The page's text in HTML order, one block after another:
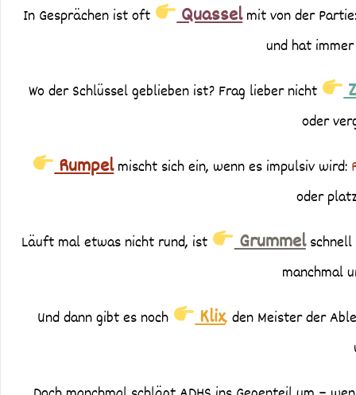
In Gesprächen ist oft Quasselmit von der
und hat
Wo der Schlüssel geblieben ist? Frag lieber nicht
oder
Rumpelmischt sich ein, wenn es impulsiv wird:
oder
Läuft mal etwas nicht rund, ist Grummel
manchmal
Und dann gibt es noch Klix, den Meister der